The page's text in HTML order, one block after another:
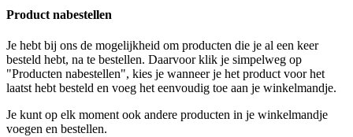
Product nabestellen
Je hebt bij ons de mogelijkheid om producten die je al een keer
besteld hebt, na te bestellen. Daarvoor klik je simpelweg op
"Producten nabestellen", kies je wanneer je het product voor het
laatst hebt besteld en voeg het eenvoudig toe aan je winkelmandje.
Je kunt op elk moment ook andere producten in je winkelmandje
voegen en bestellen.